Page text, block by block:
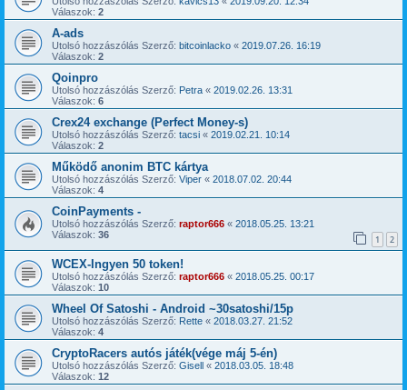
Válaszok: 2
A-ads
Utolsó hozzászólás Szerző: bitcoinlacko « 2019.07.26. 16:19
Válaszok: 2
Qoinpro
Utolsó hozzászólás Szerző: Petra « 2019.02.26. 13:31
Válaszok: 6
Crex24 exchange (Perfect Money-s)
Utolsó hozzászólás Szerző: tacsi « 2019.02.21. 10:14
Válaszok: 2
Működő anonim BTC kártya
Utolsó hozzászólás Szerző: Viper « 2018.07.02. 20:44
Válaszok: 4
CoinPayments -
Utolsó hozzászólás Szerző: raptor666 « 2018.05.25. 13:21
Válaszok: 36 1 2
WCEX-Ingyen 50 token!
Utolsó hozzászólás Szerző: raptor666 « 2018.05.25. 00:17
Válaszok: 10
Wheel Of Satoshi - Android ~30satoshi/15p
Utolsó hozzászólás Szerző: Rette « 2018.03.27. 21:52
Válaszok: 4
CryptoRacers autós játék(vége máj 5-én)
Utolsó hozzászólás Szerző: Gisell « 2018.03.05. 18:48
Válaszok: 12